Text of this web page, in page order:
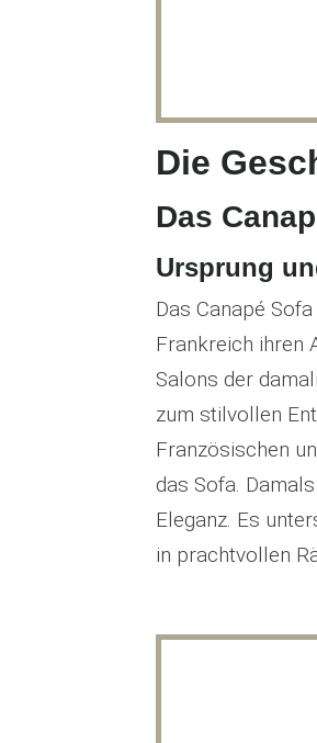
Die
Das
Ursprung
Das Canapé
Frankreich ihren
Salons der
zum stilvollen
Französischen
das Sofa.
Eleganz. Es
in prachtvollen